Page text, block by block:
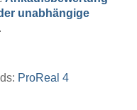
unabhängige
ProReal 4